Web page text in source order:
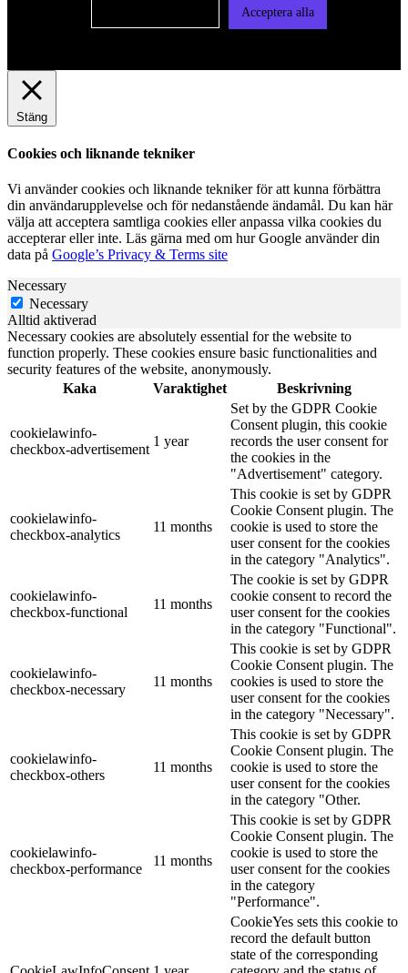
Acceptera alla
Stäng
Cookies och liknande tekniker
Vi använder cookies och liknande tekniker för att kunna förbättra
din användarupplevelse och för nedanstående ändamål. Du kan här
välja att acceptera samtliga cookies eller anpassa vilka cookies du
accepterar eller inte. Läs gärna med om hur Google använder din
data på Google’s Privacy & Terms site
Necessary
Necessary
Alltid aktiverad
Necessary cookies are absolutely essential for the website to
function properly. These cookies ensure basic functionalities and
security features of the website, anonymously.
Kaka
Varaktighet Beskrivning
cookielawinfo-
checkbox-advertisement
1 year
Set by the GDPR Cookie
Consent plugin, this cookie
records the user consent for
the cookies in the
"Advertisement" category.
cookielawinfo-
checkbox-analytics
11 months
This cookie is set by GDPR
Cookie Consent plugin. The
cookie is used to store the
user consent for the cookies
in the category "Analytics".
cookielawinfo-
checkbox-functional
11 months
The cookie is set by GDPR
cookie consent to record the
user consent for the cookies
in the category "Functional".
cookielawinfo-
checkbox-necessary
11 months
This cookie is set by GDPR
Cookie Consent plugin. The
cookies is used to store the
user consent for the cookies
in the category "Necessary".
cookielawinfo-
checkbox-others
11 months
This cookie is set by GDPR
Cookie Consent plugin. The
cookie is used to store the
user consent for the cookies
in the category "Other.
cookielawinfo-
checkbox-performance
11 months
This cookie is set by GDPR
Cookie Consent plugin. The
cookie is used to store the
user consent for the cookies
in the category
"Performance".
CookieYes sets this cookie to
record the default button
state of the corresponding